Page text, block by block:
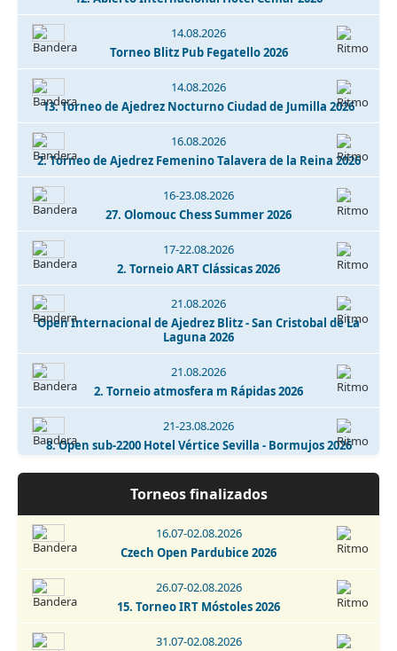
14.08.2026
Torneo Blitz Pub Fegatello 2026
14.08.2026
13. Torneo de Ajedrez Nocturno Ciudad de Jumilla 2026
16.08.2026
2. Torneo de Ajedrez Femenino Talavera de la Reina 2026
16-23.08.2026
27. Olomouc Chess Summer 2026
17-22.08.2026
2. Torneio ART Clássicas 2026
21.08.2026
Open Internacional de Ajedrez Blitz - San Cristobal de La
Laguna 2026
21.08.2026
2. Torneio atmosfera m Rápidas 2026
21-23.08.2026
8. Open sub-2200 Hotel Vértice Sevilla - Bormujos 2026
5. Open sub-1800 Hotel Vértice Sevilla Bormujos 2026
21-23.08.2026
I Torneo Internacional de Ajedrez Nubiaegip 2026
21-29.08.2026
43. Torneo Abierto Internacional de Collado Villalba 2026
22.08.2026
Torneos finalizados
16.07-02.08.2026
Czech Open Pardubice 2026
26.07-02.08.2026
15. Torneo IRT Móstoles 2026
31.07-02.08.2026